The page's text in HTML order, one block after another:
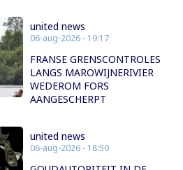
united news
06-aug-2026 - 19:17
FRANSE GRENSCONTROLES
LANGS MAROWIJNERIVIER
WEDEROM FORS
AANGESCHERPT
united news
06-aug-2026 - 18:50